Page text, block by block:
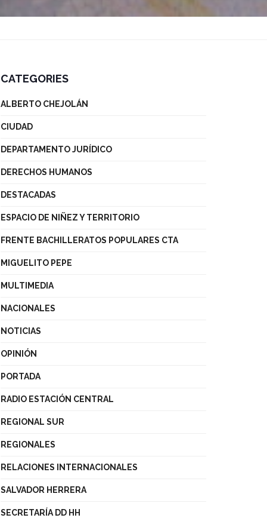
CATEGORIES
ALBERTO CHEJOLÁN
CIUDAD
DEPARTAMENTO JURÍDICO
DERECHOS HUMANOS
DESTACADAS
ESPACIO DE NIÑEZ Y TERRITORIO
FRENTE BACHILLERATOS POPULARES CTA
MIGUELITO PEPE
MULTIMEDIA
NACIONALES
NOTICIAS
OPINIÓN
PORTADA
RADIO ESTACIÓN CENTRAL
REGIONAL SUR
REGIONALES
RELACIONES INTERNACIONALES
SALVADOR HERRERA
SECRETARÍA DD HH